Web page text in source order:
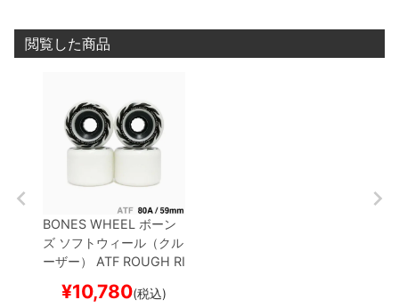
閲覧した商品
BONES WHEEL ボーン
ズ ソフトウィール（クル
ーザー）
ATF ROUGH RI
（80A）白 59mmスケ
¥10,780(税込)